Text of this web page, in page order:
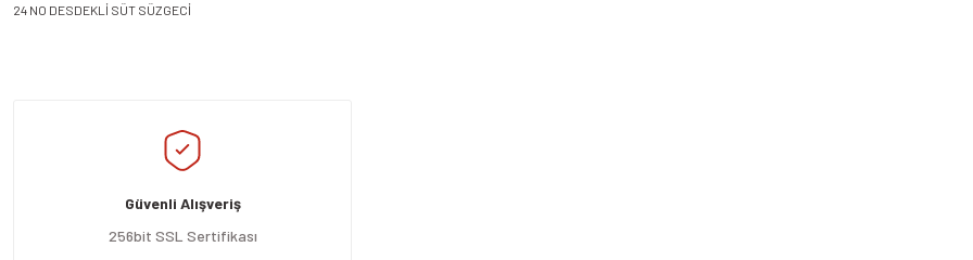
24 NO DESDEKLİ SÜT SÜZGECİ
Ürün resmi kalitesiz, bozuk veya görüntülenemiyor.
Ürün açıklamasında eksik bilgiler bulunuyor.
Ürün bilgilerinde hatalar bulunuyor.
Ürün fiyatı diğer sitelerden daha pahalı.
Güvenli Alışveriş
256bit SSL Sertifikası